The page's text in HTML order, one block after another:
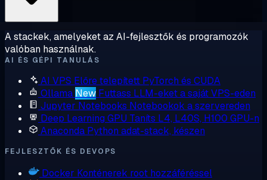
A stackek, amelyeket az AI-fejlesztők és programozók
valóban használnak.
AI ÉS GÉPI TANULÁS
AI VPS Előre telepített PyTorch és CUDA
Ollama New Futtass LLM-eket a saját VPS-eden
Jupyter Notebooks Notebookok a szervereden
Deep Learning GPU Taníts L4, L40S, H100 GPU-n
Anaconda Python adat-stack, készen
FEJLESZTŐK ÉS DEVOPS
Docker Konténerek root hozzáféréssel